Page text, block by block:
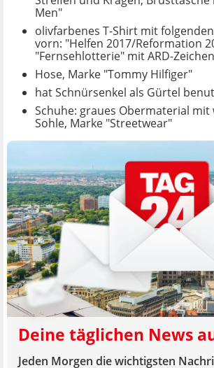
Men"
olivfarbenes T-Shirt mit
vorn: "Helfen 2017/Reformation
"Fernsehlotterie" mit ARD-
Hose, Marke "Tommy Hilfiger"
hat Schnürsenkel als Gürtel
Schuhe: graues Obermaterial mit
Sohle, Marke "Streetwear"
Deine täglichen News
Jeden Morgen die wichtigsten